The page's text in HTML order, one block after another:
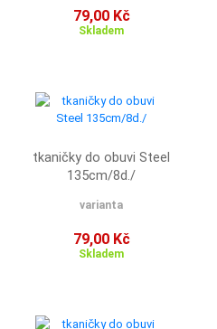
79,00 Kč
Skladem
tkaničky do obuvi Steel
135cm/8d./
varianta
79,00 Kč
Skladem